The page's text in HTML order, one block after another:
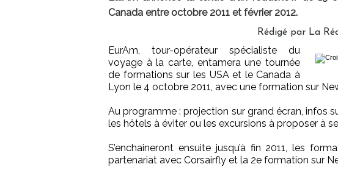
Canada entre octobre 2011 et février 2012.
Rédigé par La
EurAm, tour-opérateur spécialiste du
voyage à la carte, entamera une tournée
de formations sur les USA et le Canada à
Lyon le 4 octobre 2011, avec une formation sur
Au programme : projection sur grand écran, infos
les hôtels à éviter ou les excursions à proposer à
S’enchaineront ensuite jusqu’à fin 2011, les
partenariat avec Corsairfly et la 2e formation sur